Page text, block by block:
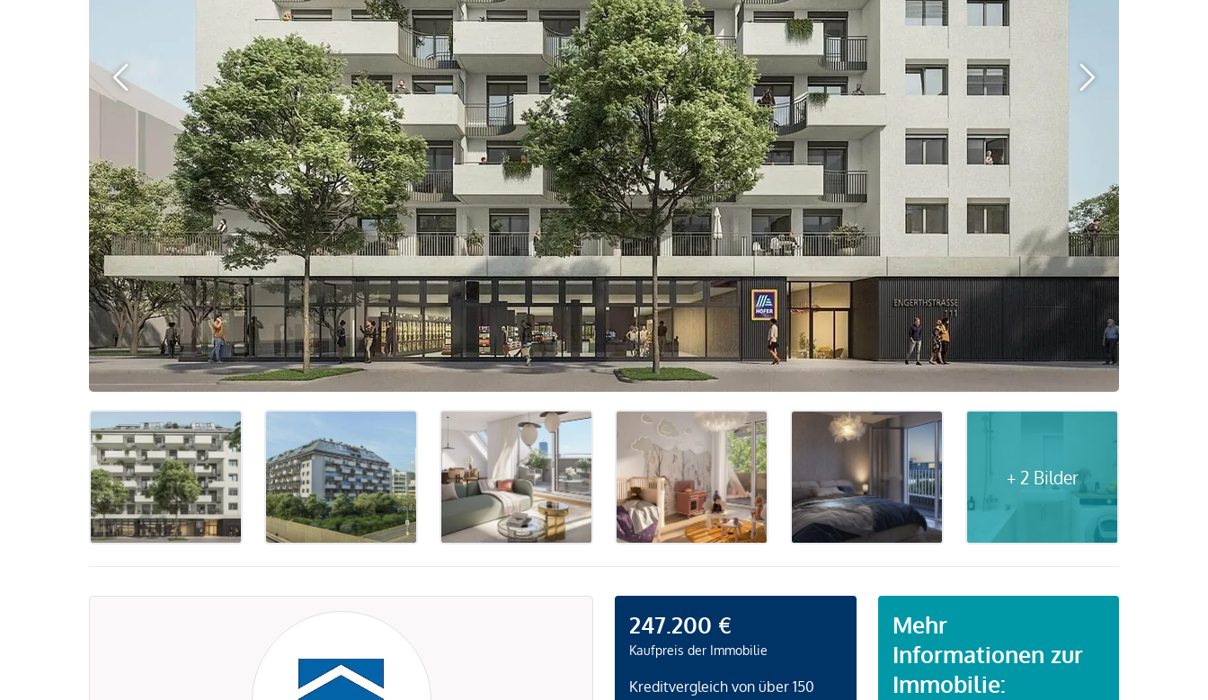
+ 2 Bilder
247.200 €
Kaufpreis der Immobilie
Kreditvergleich von über 150
Mehr
Informationen zur
Immobilie: